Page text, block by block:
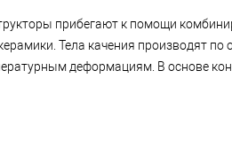
прибегают к помощи
Тела качения производят по
деформациям. В основе